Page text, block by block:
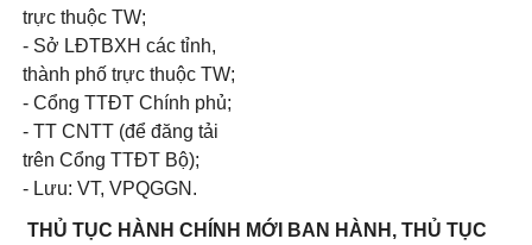
trực thuộc TW;
- Sở LĐTBXH các tỉnh,
thành phố trực thuộc TW;
- Cổng TTĐT Chính phủ;
- TT CNTT (để đăng tải
trên Cổng TTĐT Bộ);
- Lưu: VT, VPQGGN.
THỦ TỤC HÀNH CHÍNH MỚI BAN HÀNH, THỦ TỤC